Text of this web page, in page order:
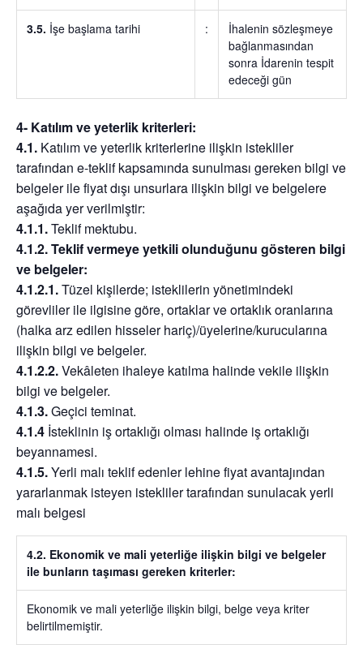
3.5. İşe başlama tarihi :
İhalenin sözleşmeye
bağlanmasından
sonra İdarenin tespit
edeceği gün
4- Katılım ve yeterlik kriterleri:
4.1. Katılım ve yeterlik kriterlerine ilişkin istekliler
tarafından e-teklif kapsamında sunulması gereken bilgi ve
belgeler ile fiyat dışı unsurlara ilişkin bilgi ve belgelere
aşağıda yer verilmiştir:
4.1.1.Teklif mektubu.
4.1.2. Teklif vermeye yetkili olunduğunu gösteren bilgi
ve belgeler:
4.1.2.1.Tüzel kişilerde; isteklilerin yönetimindeki
görevliler ile ilgisine göre, ortaklar ve ortaklık oranlarına
(halka arz edilen hisseler hariç)/üyelerine/kurucularına
ilişkin bilgi ve belgeler.
4.1.2.2.Vekâleten ihaleye katılma halinde vekile ilişkin
bilgi ve belgeler.
4.1.3.Geçici teminat.
4.1.4 İsteklinin iş ortaklığı olması halinde iş ortaklığı
beyannamesi.
4.1.5.Yerli malı teklif edenler lehine fiyat avantajından
yararlanmak isteyen istekliler tarafından sunulacak yerli
malı belgesi
4.2. Ekonomik ve mali yeterliğe ilişkin bilgi ve belgeler
ile bunların taşıması gereken kriterler:
Ekonomik ve mali yeterliğe ilişkin bilgi, belge veya kriter
belirtilmemiştir.